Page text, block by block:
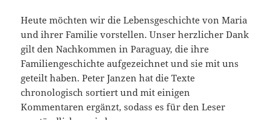
Heute möchten wir die Lebensgeschichte von Maria
und ihrer Familie vorstellen. Unser herzlicher Dank
gilt den Nachkommen in Paraguay, die ihre
Familiengeschichte aufgezeichnet und sie mit uns
geteilt haben. Peter Janzen hat die Texte
chronologisch sortiert und mit einigen
Kommentaren ergänzt, sodass es für den Leser